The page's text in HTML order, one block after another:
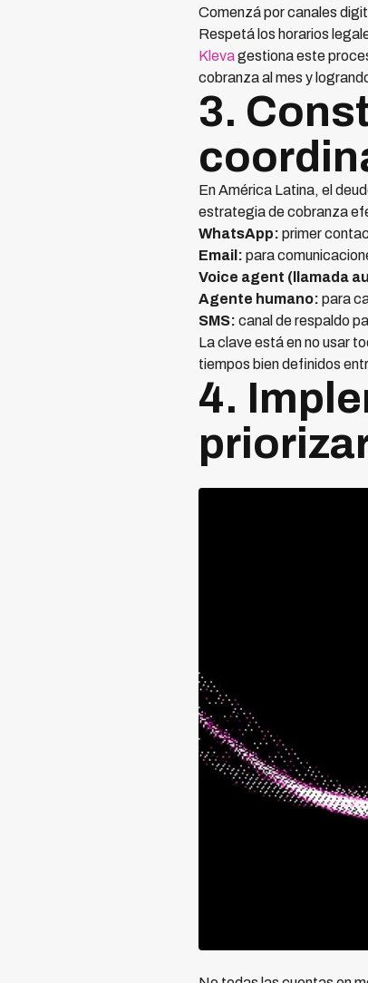
Comenzá por canales
Respetá los horarios
Klevagestiona este
cobranza al mes y
3.
En América Latina, el
estrategia de cobranza
WhatsApp: primer
Email: para
Voice agent (llamada
Agente humano: para
SMS: canal de respaldo
La clave está en no usar
tiempos bien definidos
4.